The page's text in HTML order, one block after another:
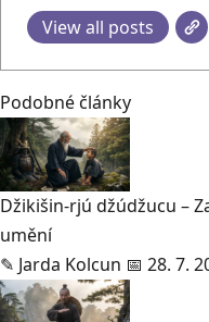
View all posts
Podobné články
Džikišin-rjú džúdžucu –
umění
✎ Jarda Kolcun 📅 28. 7.